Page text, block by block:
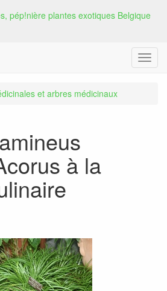
Menu
et arbres médicinaux
à la